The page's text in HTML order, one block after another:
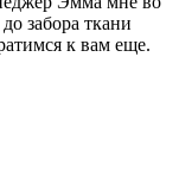
забора ткани
к вам еще.